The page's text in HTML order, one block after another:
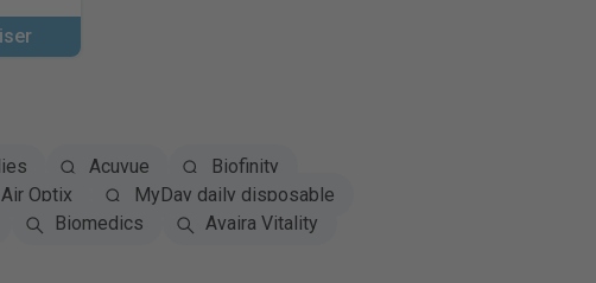
Acuvue
Biofinity
Air Optix
MyDay daily disposable
Biomedics
Avaira Vitality